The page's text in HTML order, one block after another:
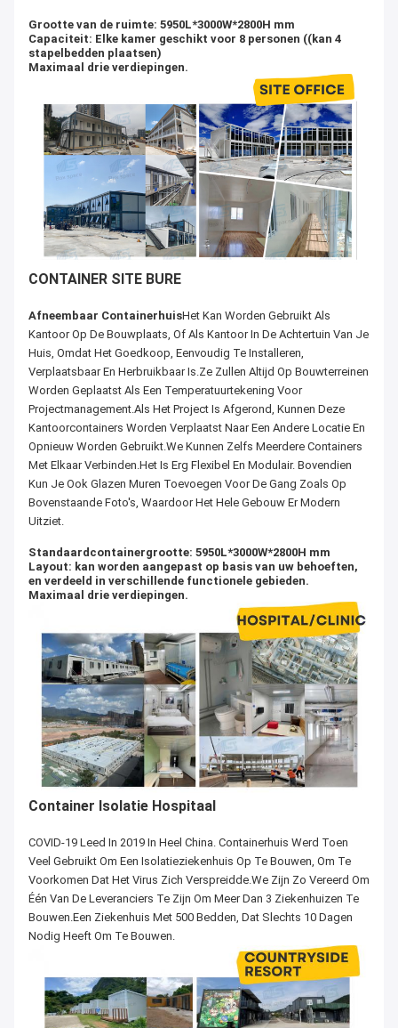
Grootte van de ruimte: 5950L*3000W*2800H mm
Capaciteit: Elke kamer geschikt voor 8 personen ((kan 4
stapelbedden plaatsen)
Maximaal drie verdiepingen.
CONTAINER SITE BURE
Afneembaar ContainerhuisHet Kan Worden Gebruikt Als
Kantoor Op De Bouwplaats, Of Als Kantoor In De Achtertuin Van Je
Huis, Omdat Het Goedkoop, Eenvoudig Te Installeren,
Verplaatsbaar En Herbruikbaar Is.Ze Zullen Altijd Op Bouwterreinen
Worden Geplaatst Als Een Temperatuurtekening Voor
Projectmanagement.Als Het Project Is Afgerond, Kunnen Deze
Kantoorcontainers Worden Verplaatst Naar Een Andere Locatie En
Opnieuw Worden Gebruikt.We Kunnen Zelfs Meerdere Containers
Met Elkaar Verbinden.Het Is Erg Flexibel En Modulair. Bovendien
Kun Je Ook Glazen Muren Toevoegen Voor De Gang Zoals Op
Bovenstaande Foto's, Waardoor Het Hele Gebouw Er Modern
Uitziet.
Standaardcontainergrootte: 5950L*3000W*2800H mm
Layout: kan worden aangepast op basis van uw behoeften,
en verdeeld in verschillende functionele gebieden.
Maximaal drie verdiepingen.
Container Isolatie Hospitaal
COVID-19 Leed In 2019 In Heel China. Containerhuis Werd Toen
Veel Gebruikt Om Een Isolatieziekenhuis Op Te Bouwen, Om Te
Voorkomen Dat Het Virus Zich Verspreidde.We Zijn Zo Vereerd Om
Één Van De Leveranciers Te Zijn Om Meer Dan 3 Ziekenhuizen Te
Bouwen.Een Ziekenhuis Met 500 Bedden, Dat Slechts 10 Dagen
Nodig Heeft Om Te Bouwen.